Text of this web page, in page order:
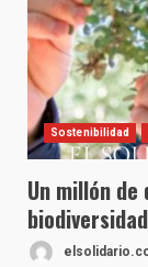
Sostenibilidad
Un millón
biodiversidad